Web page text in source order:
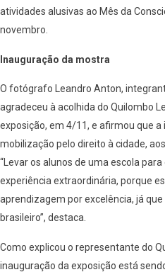
atividades alusivas ao Mês da
novembro.
Inauguração da mostra
O fotógrafo Leandro Anton,
agradeceu à acolhida do Quilombo
exposição, em 4/11, e afirmou que
mobilização pelo direito à cidade,
“Levar os alunos de uma escola
experiência extraordinária, porque
aprendizagem por excelência, já
brasileiro”, destaca.
Como explicou o representante do
inauguração da exposição está